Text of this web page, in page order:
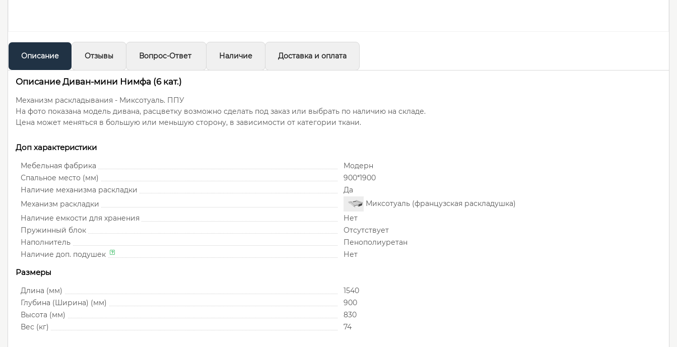
Описание Отзывы Вопрос-Ответ Наличие Доставка и оплата
Описание Диван-мини Нимфа (6 кат.)
Механизм раскладывания - Миксотуаль. ППУ
На фото показана модель дивана, расцветку возможно сделать под заказ или выбрать по наличию на складе.
Цена может меняться в большую или меньшую сторону, в зависимости от категории ткани.
Доп характеристики
Мебельная фабрика
Модерн
Спальное место (мм)
900*1900
Наличие механизма раскладки
Да
Механизм раскладки
Миксотуаль (французская раскладушка)
Наличие емкости для хранения
Нет
Пружинный блок
Отсутствует
Наполнитель
Пенополиуретан
Наличие доп. подушек
Нет
Размеры
Длина (мм)
1540
Глубина (Ширина) (мм)
900
Высота (мм)
830
Вес (кг)
74